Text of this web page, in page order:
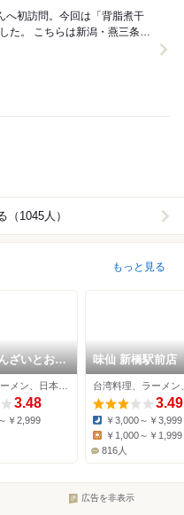
へ初訪問。今回は「背脂煮干
三条系
（1045人）
もっと見る
ざいとお酒
3.48
￥2,999
味仙 新橋駅前店
3.49
Dinner:
￥3,000～￥3,999
￥1,000～￥1,999
816人
広告を非表示